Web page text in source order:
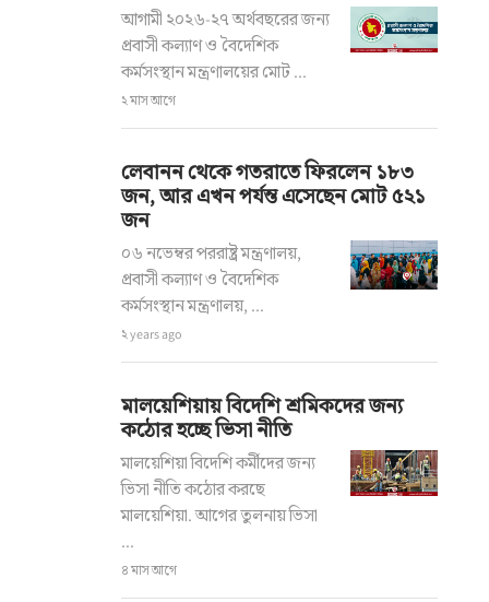
আগামী ২০২৬-২৭ অর্থবছরের জন্য
প্রবাসী কল্যাণ ও বৈদেশিক
কর্মসংস্থান মন্ত্রণালয়ের মোট ...
২ মাস আগে
লেবানন থেকে গতরাতে ফিরলেন ১৮৩
জন, আর এখন পর্যন্ত এসেছেন মোট ৫২১
জন
০৬ নভেম্বর পররাষ্ট্র মন্ত্রণালয়,
প্রবাসী কল্যাণ ও বৈদেশিক
কর্মসংস্থান মন্ত্রণালয়, ...
২ years ago
মালয়েশিয়ায় বিদেশি শ্রমিকদের জন্য
কঠোর হচ্ছে ভিসা নীতি
মালয়েশিয়া বিদেশি কর্মীদের জন্য
ভিসা নীতি কঠোর করছে
মালয়েশিয়া. আগের তুলনায় ভিসা
...
৪ মাস আগে